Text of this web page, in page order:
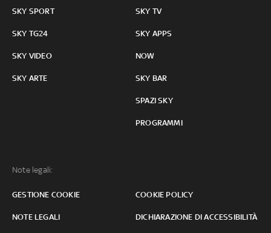
SKY SPORT
SKY TG24
SKY VIDEO
SKY ARTE
SKY TV
SKY APPS
NOW
SKY BAR
SPAZI SKY
PROGRAMMI
Note legali:
GESTIONE COOKIE COOKIE POLICY
NOTE LEGALI DICHIARAZIONE DI ACCESSIBILITÀ